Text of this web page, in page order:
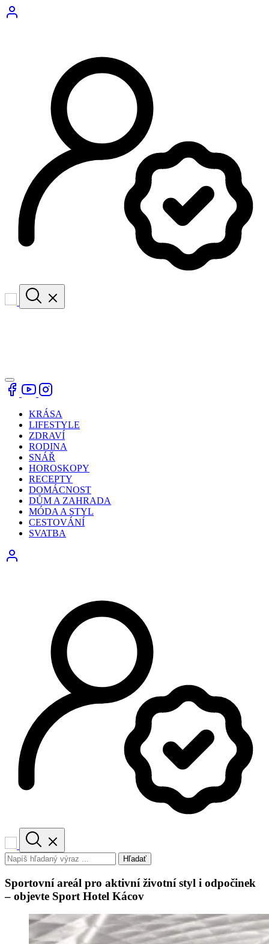
KRÁSA
LIFESTYLE
ZDRAVÍ
RODINA
SNÁŘ
HOROSKOPY
RECEPTY
DOMÁCNOST
DŮM A ZAHRADA
MÓDA A STYL
CESTOVÁNÍ
SVATBA
Hľadať
Sportovní areál pro aktivní životní styl i odpočinek
– objevte Sport Hotel Kácov